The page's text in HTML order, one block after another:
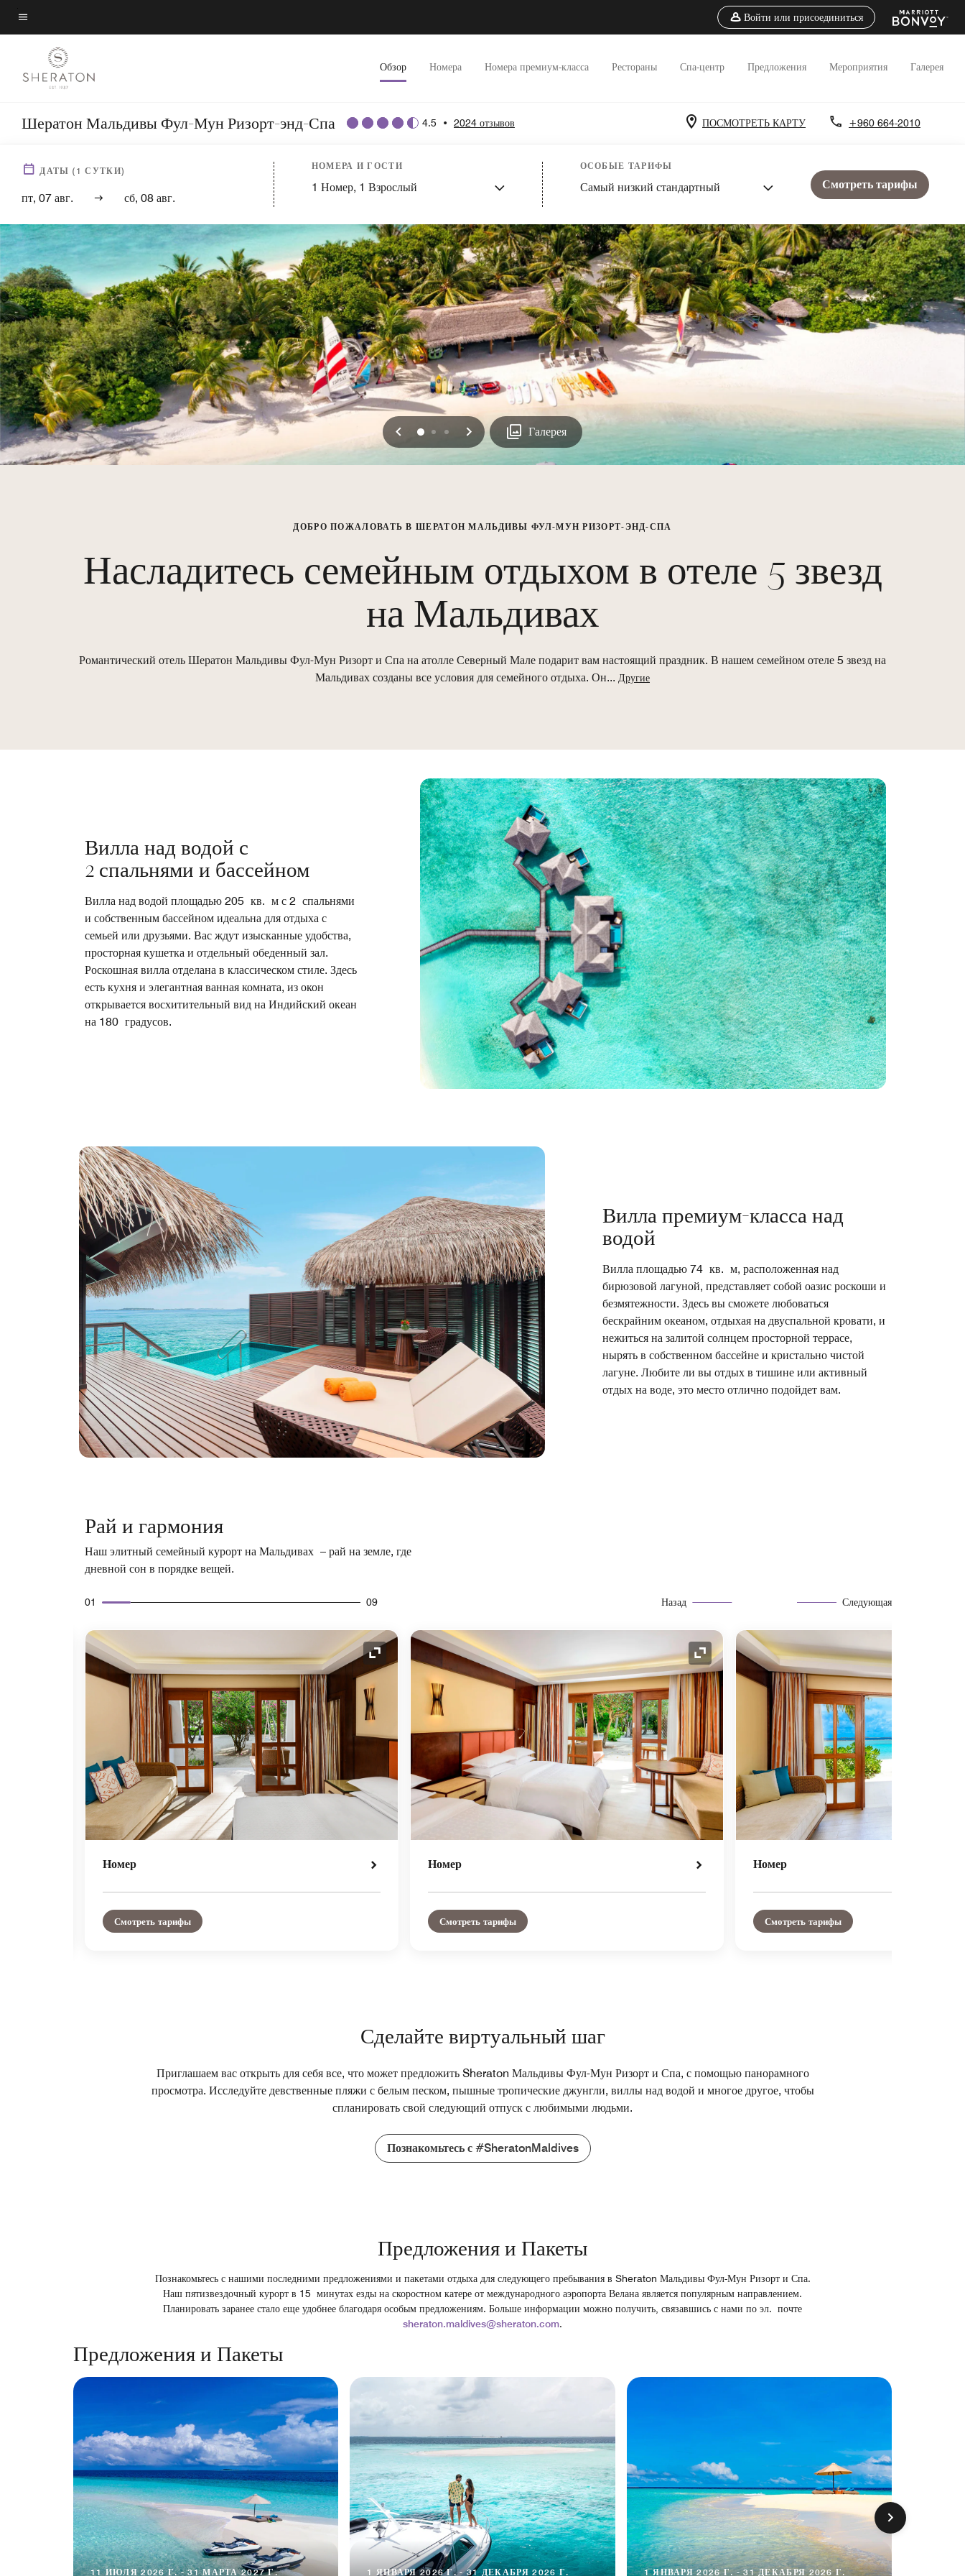
Skip
to
content
Текст меню
Войти или присоединиться
Обзор Номера Номера премиум-класса Рестораны Спа-центр Предложения Мероприятия Галерея
Шератон Мальдивы Фул-Мун Ризорт-энд-Спа 4.5 • 2024 отзывов ПОСМОТРЕТЬ КАРТУ +960 664-2010
ДАТЫ ( 1 СУТКИ)
пт, 07 авг. сб, 08 авг.
НОМЕРА И ГОСТИ
1 Номер, 1 Взрослый
ОСОБЫЕ ТАРИФЫ
Самый низкий стандартный Смотреть тарифы
Предыдущая
0 1 2 Следующая
Галерея
ДОБРО ПОЖАЛОВАТЬ В ШЕРАТОН МАЛЬДИВЫ ФУЛ-МУН РИЗОРТ-ЭНД-СПА
Насладитесь семейным отдыхом в отеле 5 звезд
на Мальдивах
Романтический отель Шератон Мальдивы Фул-Мун Ризорт и Спа на атолле Северный Мале подарит вам настоящий праздник. В нашем семейном отеле 5 звезд на
Мальдивах созданы все условия для семейного отдыха. Он... Другие
Вилла над водой с
2 спальнями и бассейном
Вилла над водой площадью 205 кв. м с 2 спальнями
и собственным бассейном идеальна для отдыха с
семьей или друзьями. Вас ждут изысканные удобства,
просторная кушетка и отдельный обеденный зал.
Роскошная вилла отделана в классическом стиле. Здесь
есть кухня и элегантная ванная комната, из окон
открывается восхитительный вид на Индийский океан
на 180 градусов.
Вилла премиум-класса над
водой
Вилла площадью 74 кв. м, расположенная над
бирюзовой лагуной, представляет собой оазис роскоши и
безмятежности. Здесь вы сможете любоваться
бескрайним океаном, отдыхая на двуспальной кровати, и
нежиться на залитой солнцем просторной террасе,
нырять в собственном бассейне и кристально чистой
лагуне. Любите ли вы отдых в тишине или активный
отдых на воде, это место отлично подойдет вам.
Рай и гармония
Наш элитный семейный курорт на Мальдивах – рай на земле, где
дневной сон в порядке вещей.
01 09 Назад Следующая
Значок расширения Значок расширения
Номер
Смотреть тарифы
Значок расширения
Номер
Смотреть тарифы
Номер
Смотреть тарифы
Сделайте виртуальный шаг
Приглашаем вас открыть для себя все, что может предложить Sheraton Мальдивы Фул-Мун Ризорт и Спа, с помощью панорамного
просмотра. Исследуйте девственные пляжи с белым песком, пышные тропические джунгли, виллы над водой и многое другое, чтобы
спланировать свой следующий отпуск с любимыми людьми.
Познакомьтесь с #SheratonMaldives
Предложения и Пакеты
Познакомьтесь с нашими последними предложениями и пакетами отдыха для следующего пребывания в Sheraton Мальдивы Фул-Мун Ризорт и Спа.
Наш пятизвездочный курорт в 15 минутах езды на скоростном катере от международного аэропорта Велана является популярным направлением.
Планировать заранее стало еще удобнее благодаря особым предложениям. Больше информации можно получить, связавшись с нами по эл. почте
sheraton.maldives@sheraton.com.
Предложения и Пакеты
11 ИЮЛЯ 2026 Г. - 31 МАРТА 2027 Г. 1 ЯНВАРЯ 2026 Г. - 31 ДЕКАБРЯ 2026 Г. 1 ЯНВАРЯ 2026 Г. - 31 ДЕКАБРЯ 2026 Г.